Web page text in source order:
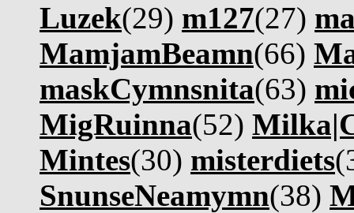
Luzek(29) m127(27)
MamjamBeamn(66)
maskCymnsnita(63)
MigRuinna(52)
Mintes(30) misterdiets
SnunseNeamymn(38)